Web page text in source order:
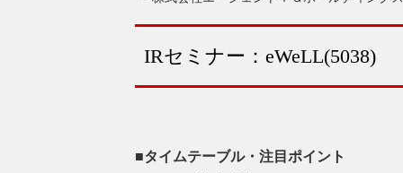
IRセミナー：eWeLL(5038)
■タイムテーブル・注目ポイント